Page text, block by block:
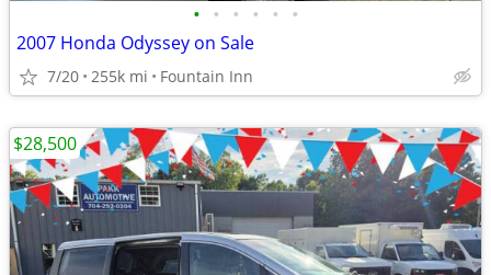
• • • • • •
2007 Honda Odyssey on Sale
7/20 255k mi Fountain Inn
$28,500